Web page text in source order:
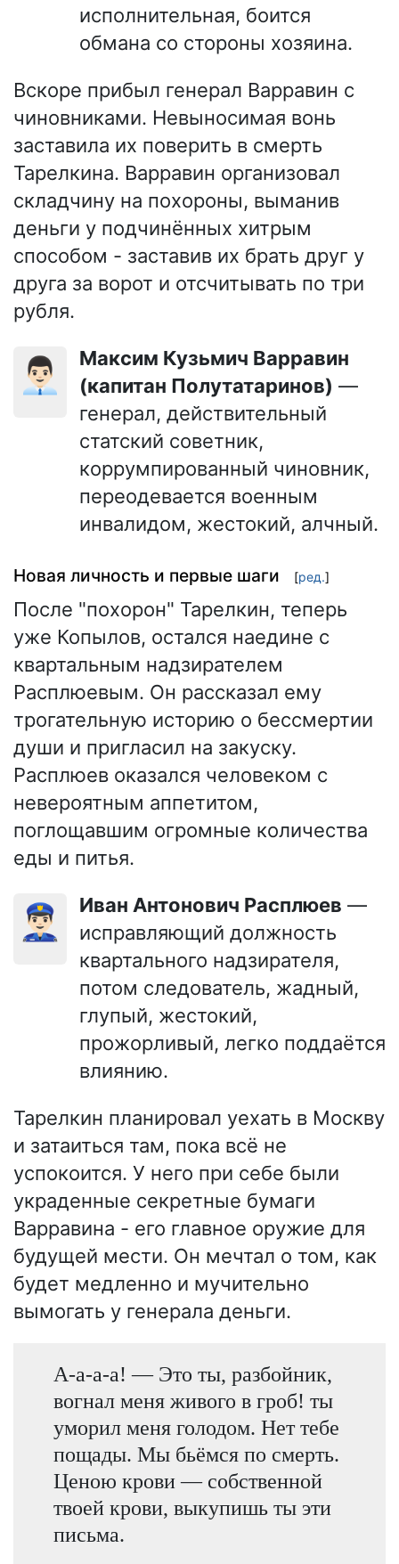
исполнительная, боится
обмана со стороны хозяина.
Вскоре прибыл генерал Варравин с
чиновниками. Невыносимая вонь
заставила их поверить в смерть
Тарелкина. Варравин организовал
складчину на похороны, выманив
деньги у подчинённых хитрым
способом - заставив их брать друг у
друга за ворот и отсчитывать по три
рубля.
👨🏻‍💼
Максим Кузьмич Варравин
(капитан Полутатаринов) —
генерал, действительный
статский советник,
коррумпированный чиновник,
переодевается военным
инвалидом, жестокий, алчный.
Новая личность и первые шаги [ред.]
После "похорон" Тарелкин, теперь
уже Копылов, остался наедине с
квартальным надзирателем
Расплюевым. Он рассказал ему
трогательную историю о бессмертии
души и пригласил на закуску.
Расплюев оказался человеком с
невероятным аппетитом,
поглощавшим огромные количества
еды и питья.
👮🏻‍♂️ Иван Антонович Расплюев —
исправляющий должность
квартального надзирателя,
потом следователь, жадный,
глупый, жестокий,
прожорливый, легко поддаётся
влиянию.
Тарелкин планировал уехать в Москву
и затаиться там, пока всё не
успокоится. У него при себе были
украденные секретные бумаги
Варравина - его главное оружие для
будущей мести. Он мечтал о том, как
будет медленно и мучительно
вымогать у генерала деньги.
А-а-а-а! — Это ты, разбойник,
вогнал меня живого в гроб! ты
уморил меня голодом. Нет тебе
пощады. Мы бьёмся по смерть.
Ценою крови — собственной
твоей крови, выкупишь ты эти
письма.